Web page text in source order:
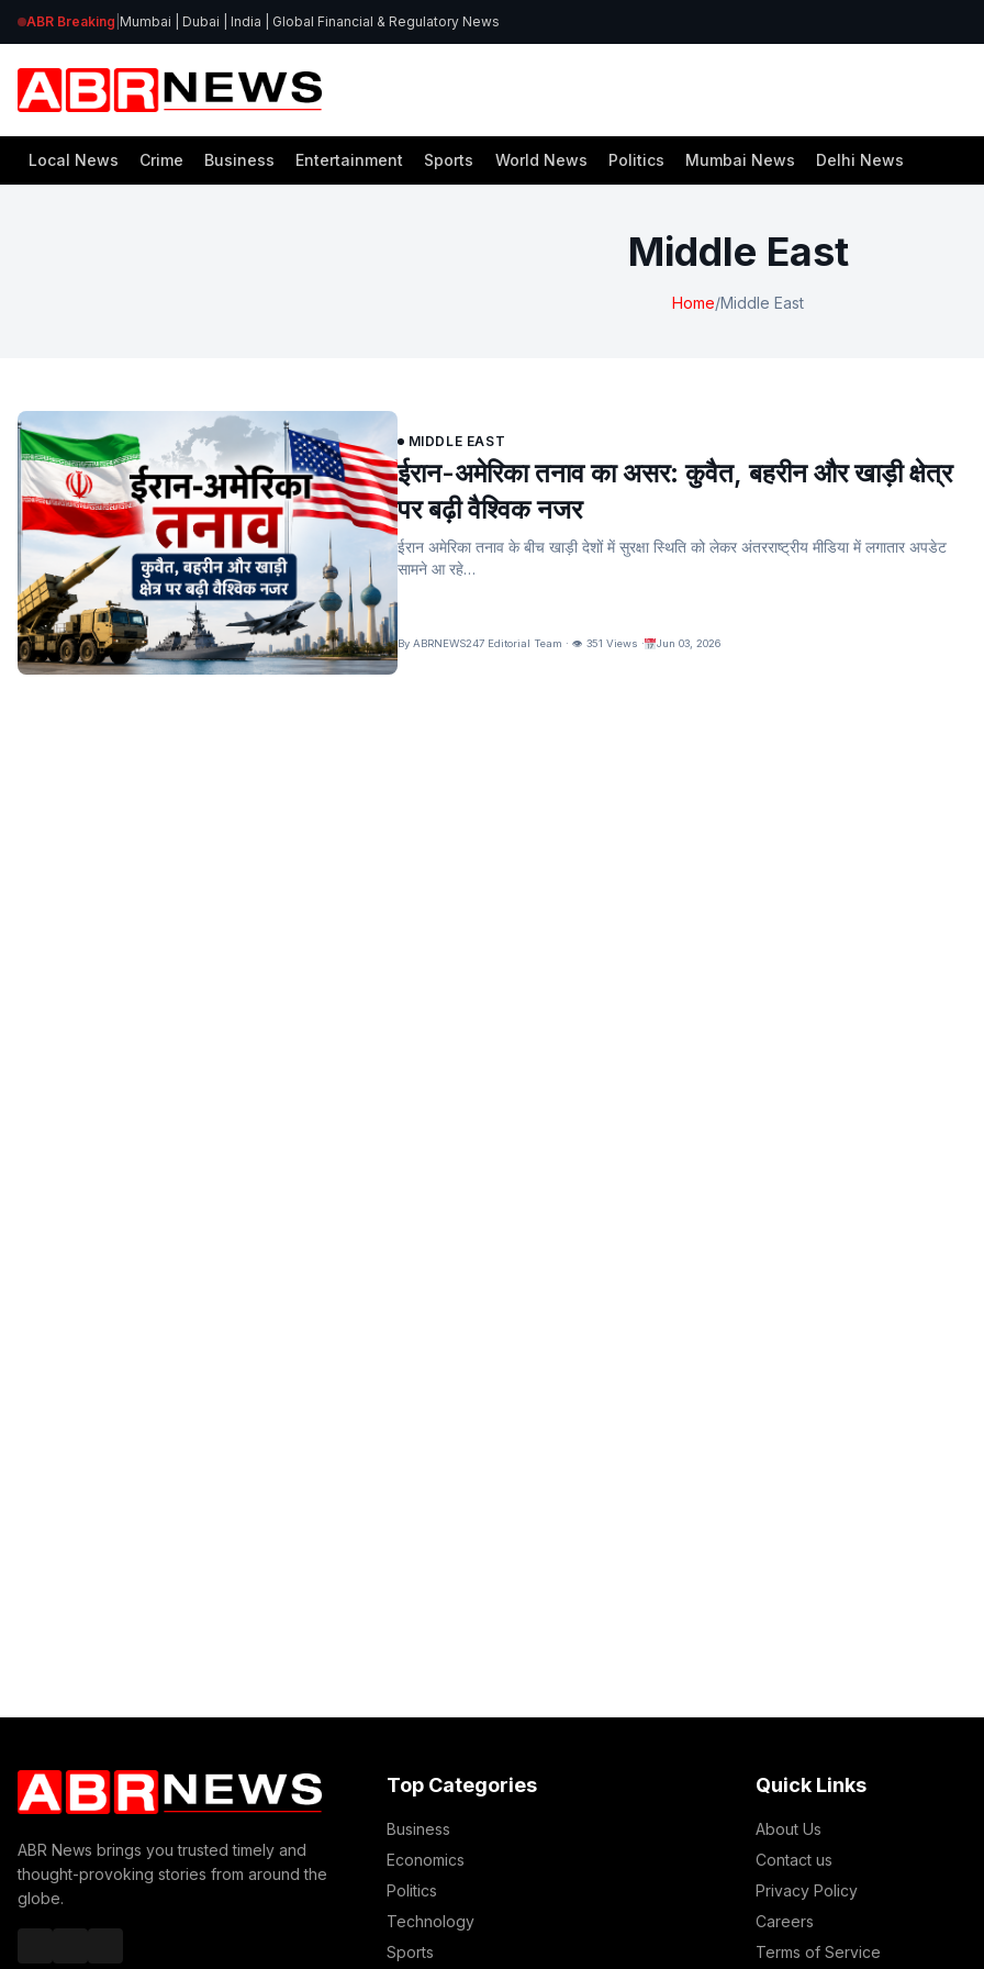
ABR Breaking Mumbai | Dubai | India | Global Financial & Regulatory News
Local News Crime Business Entertainment Sports World News Politics Mumbai News Delhi News
Middle East
Home/Middle East
MIDDLE EAST
ईरान-अमेरिका तनाव का असर: कुवैत, बहरीन और खाड़ी क्षेत्र
पर बढ़ी वैश्विक नजर
ईरान अमेरिका तनाव के बीच खाड़ी देशों में सुरक्षा स्थिति को लेकर अंतरराष्ट्रीय मीडिया में लगातार अपडेट
सामने आ रहे…
By ABRNEWS247 Editorial Team · 👁 351 Views · Jun 03, 2026
ABR News brings you trusted timely and
thought-provoking stories from around the
globe.
Top Categories
Business
Economics
Politics
Technology
Sports
Quick Links
About Us
Contact us
Privacy Policy
Careers
Terms of Service